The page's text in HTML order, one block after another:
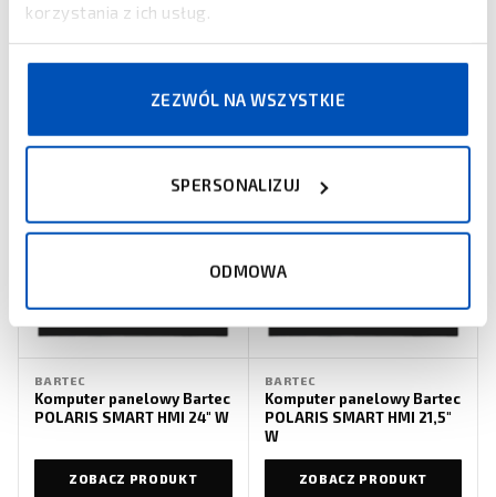
korzystania z ich usług.
ZEZWÓL NA WSZYSTKIE
SPERSONALIZUJ
ODMOWA
19-calowy monitor iiyama
ADS-TEC
TEC MEW9000
BARTEC
Komputer panelowy Bartec
POLARIS SMART HMI 24″ W
ZOBACZ PRODUKT
BARTEC
Komputer panelowy Bartec
POLARIS SMART HMI 21,5″
W
ZOBACZ PRODUKT